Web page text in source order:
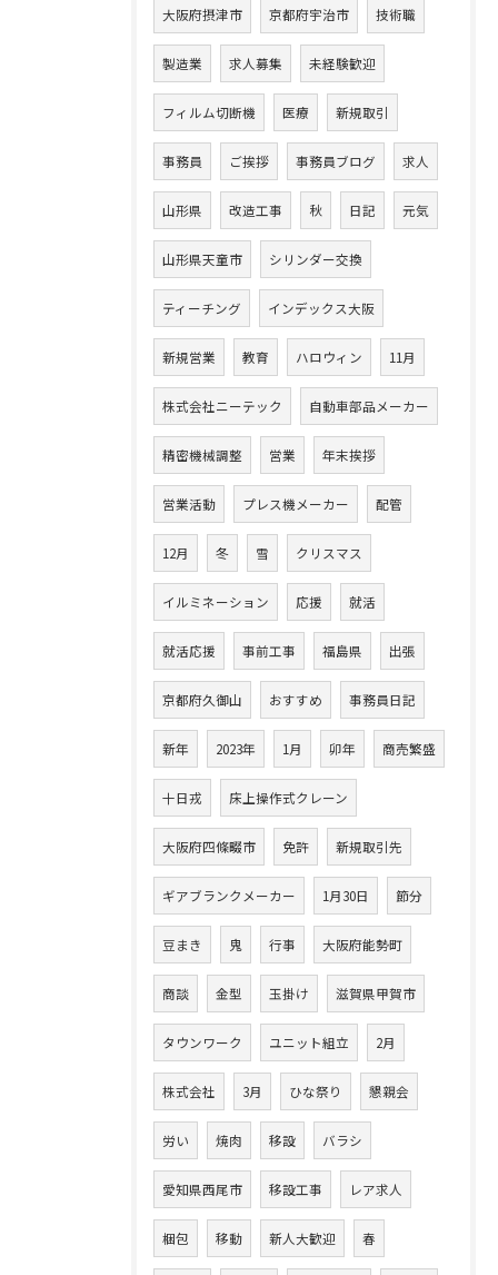
大阪府摂津市 京都府宇治市 技術職
製造業 求人募集 未経験歓迎
フィルム切断機 医療 新規取引
事務員 ご挨拶 事務員ブログ 求人
山形県 改造工事 秋 日記 元気
山形県天童市 シリンダー交換
ティーチング インデックス大阪
新規営業 教育 ハロウィン 11月
株式会社ニーテック 自動車部品メーカー
精密機械調整 営業 年末挨拶
営業活動 プレス機メーカー 配管
12月 冬 雪 クリスマス
イルミネーション 応援 就活
就活応援 事前工事 福島県 出張
京都府久御山 おすすめ 事務員日記
新年 2023年 1月 卯年 商売繁盛
十日戎 床上操作式クレーン
大阪府四條畷市 免許 新規取引先
ギアブランクメーカー 1月30日 節分
豆まき 鬼 行事 大阪府能勢町
商談 金型 玉掛け 滋賀県甲賀市
タウンワーク ユニット組立 2月
株式会社 3月 ひな祭り 懇親会
労い 焼肉 移設 バラシ
愛知県西尾市 移設工事 レア求人
梱包 移動 新人大歓迎 春